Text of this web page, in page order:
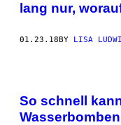
lang nur,
01.23.18 BY LISA
So schnell